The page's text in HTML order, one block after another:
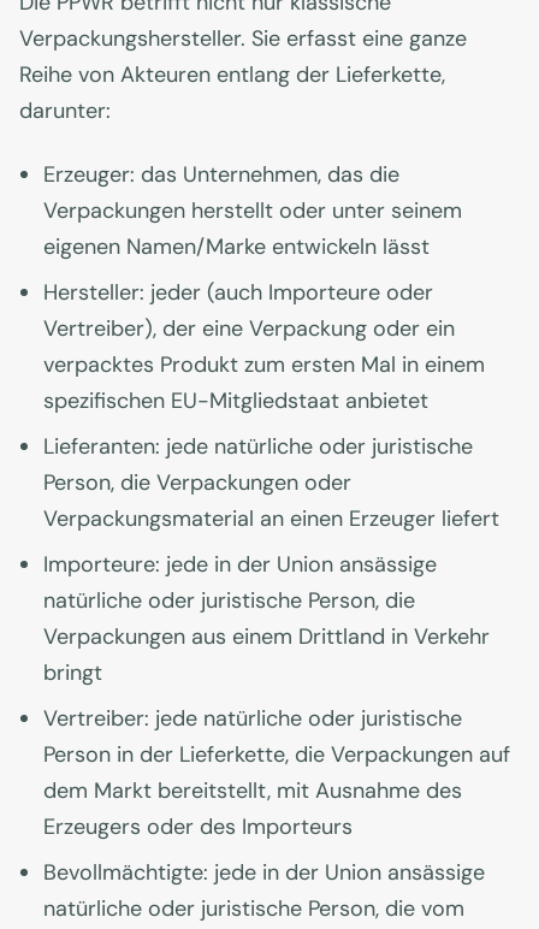
Verpackungshersteller. Sie erfasst eine ganze
Reihe von Akteuren entlang der Lieferkette,
darunter:
Erzeuger: das Unternehmen, das die
Verpackungen herstellt oder unter seinem
eigenen Namen/Marke entwickeln lässt
Hersteller: jeder (auch Importeure oder
Vertreiber), der eine Verpackung oder ein
verpacktes Produkt zum ersten Mal in einem
spezifischen EU-Mitgliedstaat anbietet
Lieferanten: jede natürliche oder juristische
Person, die Verpackungen oder
Verpackungsmaterial an einen Erzeuger liefert
Importeure: jede in der Union ansässige
natürliche oder juristische Person, die
Verpackungen aus einem Drittland in Verkehr
bringt
Vertreiber: jede natürliche oder juristische
Person in der Lieferkette, die Verpackungen auf
dem Markt bereitstellt, mit Ausnahme des
Erzeugers oder des Importeurs
Bevollmächtigte: jede in der Union ansässige
natürliche oder juristische Person, die vom